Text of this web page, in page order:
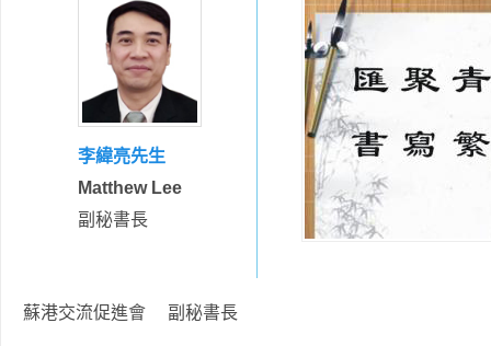
李緯亮先生
Matthew Lee
副秘書長
蘇港交流促進會 副秘書長